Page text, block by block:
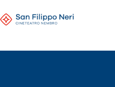
to
CineTeatro
San